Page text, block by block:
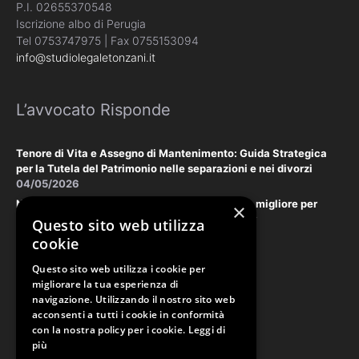
P.I. 02655370548
Iscrizione albo di Perugia
Tel 0753747975 | Fax 0755153094
info@studiolegaletonzani.it
L’avvocato Risponde
Tenore di Vita e Assegno di Mantenimento: Guida Strategica
per la Tutela del Patrimonio nelle separazioni e nei divorzi
04/05/2026
Negoziazione Assistita vs. Tribunale: la scelta migliore per
tutelare il vostro patrimonio e la vostra privacy
18/03/2026
Law & Disclaimer
PRIVACY POLICY
COOKIE POLICY
×
Questo sito web utilizza
cookie
Questo sito web utilizza i cookie per
migliorare la tua esperienza di
navigazione. Utilizzando il nostro sito web
acconsenti a tutti i cookie in conformità
con la nostra policy per i cookie. Leggi di
più